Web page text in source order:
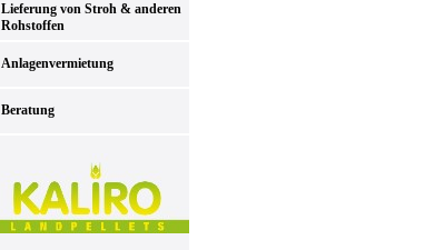
Lieferung von Stroh & anderen
Rohstoffen
Anlagenvermietung
Beratung